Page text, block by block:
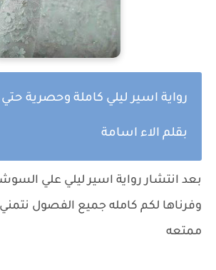
رواية اسير ليلي كاملة وحصرية
بقلم الاء اسامة
بعد انتشار رواية اسير ليلي علي
وفرناها لكم كامله جميع الفصول
ممتعه